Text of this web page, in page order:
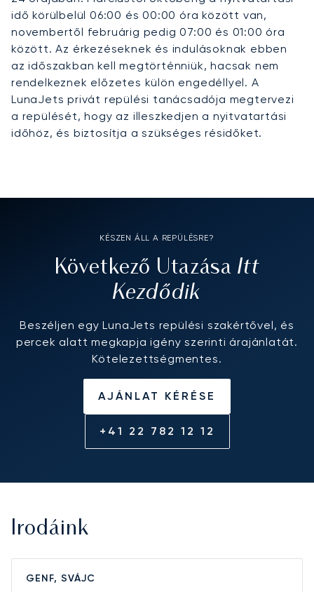
idő körülbelül 06:00 és 00:00 óra között van,
novembertől februárig pedig 07:00 és 01:00 óra
között. Az érkezéseknek és indulásoknak ebben
az időszakban kell megtörténniük, hacsak nem
rendelkeznek előzetes külön engedéllyel. A
LunaJets privát repülési tanácsadója megtervezi
a repülését, hogy az illeszkedjen a nyitvatartási
időhöz, és biztosítja a szükséges résidőket.
KÉSZEN ÁLL A REPÜLÉSRE?
Következő Utazása Itt
Kezdődik
Beszéljen egy LunaJets repülési szakértővel, és
percek alatt megkapja igény szerinti árajánlatát.
Kötelezettségmentes.
AJÁNLAT KÉRÉSE
+41 22 782 12 12
Irodáink
GENF, SVÁJC